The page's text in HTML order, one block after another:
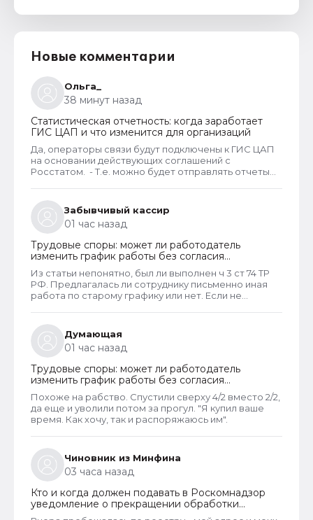
Новые комментарии
Ольга_
38 минут назад
Статистическая отчетность: когда заработает
ГИС ЦАП и что изменится для организаций
Да, операторы связи будут подключены к ГИС ЦАП
на основании действующих соглашений с
Росстатом. - Т.е. можно будет отправлять отчеты
Забывчивый кассир
01 час назад
Трудовые споры: может ли работодатель
изменить график работы без согласия
сотрудника
Из статьи непонятно, был ли выполнен ч 3 ст 74 ТР
РФ. Предлагалась ли сотруднику письменно иная
работа по старому графику или нет. Если не
выплатой всех положенных ему компенсаций при
таком виде увольнения (не по собственному
желанию или соглашению сторон).
Думающая
01 час назад
Трудовые споры: может ли работодатель
изменить график работы без согласия
сотрудника
Похоже на рабство. Спустили сверху 4/2 вместо 2/2,
да еще и уволили потом за прогул. "Я купил ваше
время. Как хочу, так и распоряжаюсь им".
Чиновник из Минфина
03 часа назад
Кто и когда должен подавать в Роскомнадзор
уведомление о прекращении обработки
персональных данных